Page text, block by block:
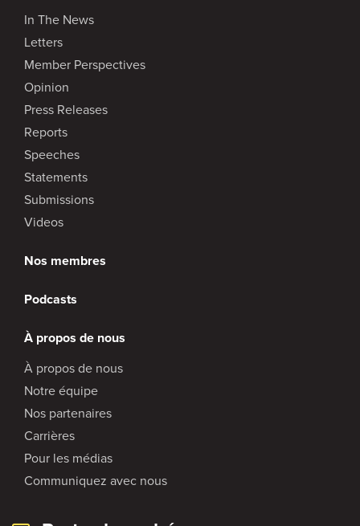
In The News
Letters
Member Perspectives
Opinion
Press Releases
Reports
Speeches
Statements
Submissions
Videos
Nos membres
Podcasts
À propos de nous
À propos de nous
Notre équipe
Nos partenaires
Carrières
Pour les médias
Communiquez avec nous